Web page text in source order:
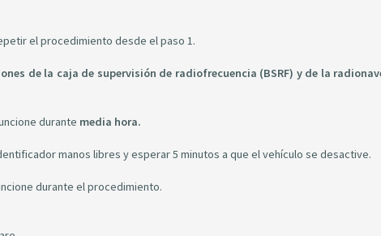
el procedimiento desde el paso 1.
de la caja de supervisión de radiofrecuencia (BSRF) y de la
durante media hora.
manos libres y esperar 5 minutos a que el vehículo se desactive.
durante el procedimiento.